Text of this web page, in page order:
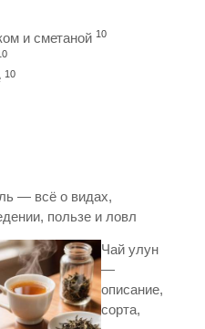
и сметаной 10
10
— всё о видах,
пользе и ловл
Чай улун
—
описание,
сорта,